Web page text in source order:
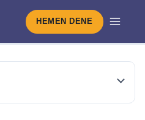
HEMEN DENE